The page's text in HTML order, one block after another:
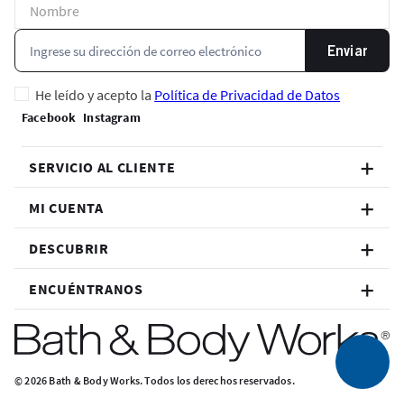
Enviar
He leído y acepto la Política de Privacidad de Datos
SERVICIO AL CLIENTE
MI CUENTA
DESCUBRIR
ENCUÉNTRANOS
© 2026 Bath & Body Works. Todos los derechos reservados.